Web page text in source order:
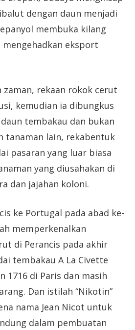
dengan daun menjadi
membuka kilang
eksport
zaman, rekaan rokok cerut
kemudian ia dibungkus
tembakau dan bukan
tanaman lain, rekabentuk
pasaran yang luar biasa
yang diusahakan di
dan jajahan koloni.
ke Portugal pada abad ke-
memperkenalkan
di Perancis pada akhir
tembakau A La Civette
1716 di Paris dan masih
Dan istilah “Nikotin”
nama Jean Nicot untuk
dalam pembuatan